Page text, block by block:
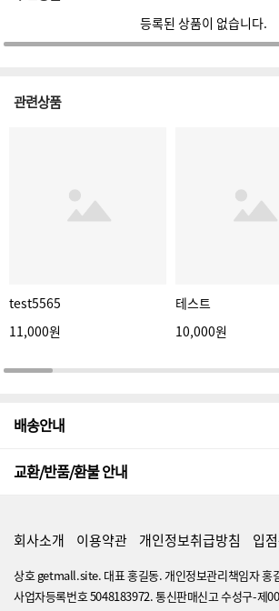
등록된 상품이 없습니다.
관련상품
test5565
11,000원
테스트
10,000원
배송안내
교환/반품/환불 안내
회사소개 이용약관 개인정보취급방침 입
상호 getmall.site. 대표 홍길동. 개인정보관리책임자 홍
사업자등록번호 5048183972. 통신판매신고 수성구-제